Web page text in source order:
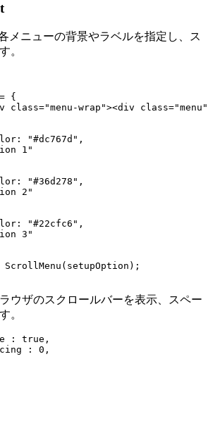
メニューの背景やラベルを指定し、ス
。
{
class="menu-wrap"><div
"#dc767d",
1"
"#36d278",
2"
"#22cfc6",
3"
ウザのスクロールバーを表示、スペー
。
: true,